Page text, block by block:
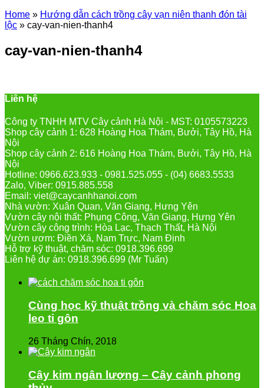
Home » Hướng dẫn cách trồng cây vạn niên thanh đón tài
lộc » cay-van-nien-thanh4
cay-van-nien-thanh4
Liên hệ
Công ty TNHH MTV Cây cảnh Hà Nội - MST: 0105573223
Shop cây cảnh 1: 628 Hoàng Hoa Thám, Bưởi, Tây Hồ, Hà
Nội
Shop cây cảnh 2: 616 Hoàng Hoa Thám, Bưởi, Tây Hồ, Hà
Nội
Hotline: 0966.623.933 - 0981.525.055 - (04) 6683.5533
Zalo, Viber: 0915.885.558
Email: viet@caycanhhanoi.com
Nhà vườn: Xuân Quan, Văn Giang, Hưng Yên
Vườn cây nội thất: Phụng Công, Văn Giang, Hưng Yên
Vườn cây công trình: Hòa Lạc, Thạch Thất, Hà Nội
Vườn ươm: Điền Xá, Nam Trực, Nam Định
Hỗ trợ kỹ thuật, chăm sóc: 0918.396.699
Liên hệ dự án: 0918.396.699 (Mr Tuấn)
Cùng học kỹ thuật trồng và chăm sóc Hoa
leo ti gôn
26 Tháng Chín, 2018
Cây kim ngân lượng – Cây cảnh phong